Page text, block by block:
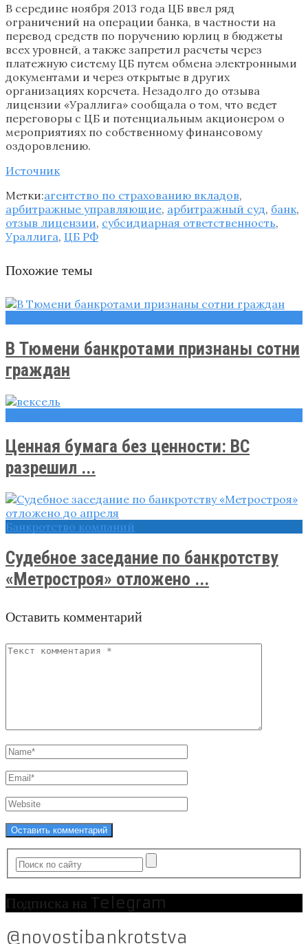
В середине ноября 2013 года ЦБ ввел ряд
ограничений на операции банка, в частности на
перевод средств по поручению юрлиц в бюджеты
всех уровней, а также запретил расчеты через
платежную систему ЦБ путем обмена электронными
документами и через открытые в других
организациях корсчета. Незадолго до отзыва
лицензии «Ураллига» сообщала о том, что ведет
переговоры с ЦБ и потенциальным акционером о
мероприятиях по собственному финансовому
оздоровлению.
Источник
Метки:агентство по страхованию вкладов,
арбитражные управляющие, арбитражный суд, банк,
отзыв лицензии, субсидиарная ответственность,
Ураллига, ЦБ РФ
Похожие темы
В Тюмени банкротами признаны сотни
граждан
Ценная бумага без ценности: ВС
разрешил ...
Банкротство компаний
Судебное заседание по банкротству
«Метростроя» отложено ...
Оставить комментарий
Подписка на Telegram
@novostibankrotstva